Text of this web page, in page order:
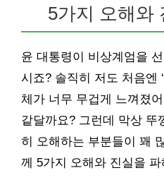
5가지 오해와
윤 대통령이 비상계엄을
시죠? 솔직히 저도 처음엔
체가 너무 무겁게 느껴졌
같달까요? 그런데 막상 뚜
히 오해하는 부분들이 꽤
께 5가지 오해와 진실을